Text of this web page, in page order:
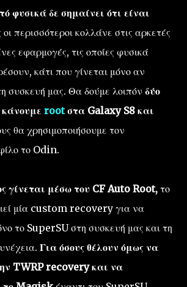
φυσικά δε σημαίνει ότι είναι
περισσότεροι κολλάνε στις αρκετές
εφαρμογές, τις οποίες φυσικά
κάτι που γίνεται μόνο αν
συσκευή μας. Θα δούμε λοιπόν δύο
rootστα Galaxy S8 και
θα χρησιμοποιήσουμε τον
το Odin.
γίνεται μέσω του CF Auto Root, το
μία custom recovery για να
το SuperSU στη συσκευή μας και τη
Για όσους θέλουν όμως να
TWRP recovery και να